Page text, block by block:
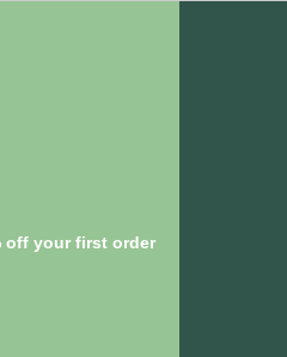
off your first order